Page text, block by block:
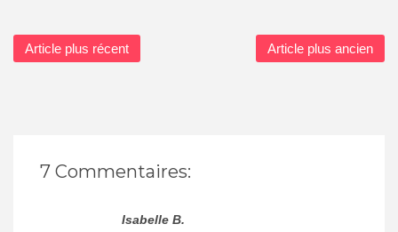
Article plus récent Article plus ancien
7 Commentaires:
Isabelle B.